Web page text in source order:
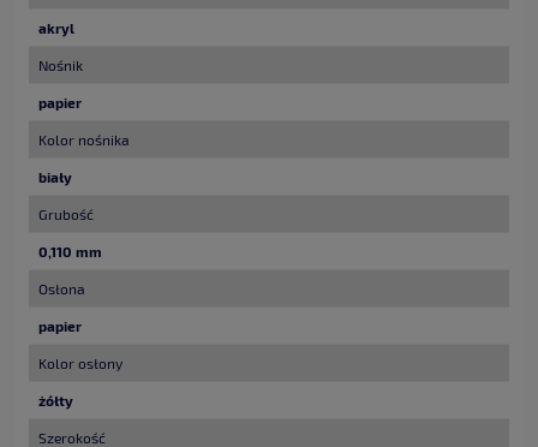
akryl
Nośnik
papier
Kolor nośnika
biały
Grubość
0,110 mm
Osłona
papier
Kolor osłony
żółty
Szerokość